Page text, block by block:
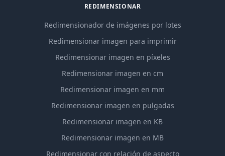
REDIMENSIONAR
Redimensionador de imágenes por lotes
Redimensionar imagen para imprimir
Redimensionar imagen en píxeles
Redimensionar imagen en cm
Redimensionar imagen en mm
Redimensionar imagen en pulgadas
Redimensionar imagen en KB
Redimensionar imagen en MB
Redimensionar con relación de aspecto